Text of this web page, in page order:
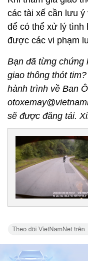
các tài xế cần lưu
để có thể xử lý tình
được các vi phạm
Bạn đã từng chứng
giao thông thót
hành trình về Ban
sẽ được đăng tải.